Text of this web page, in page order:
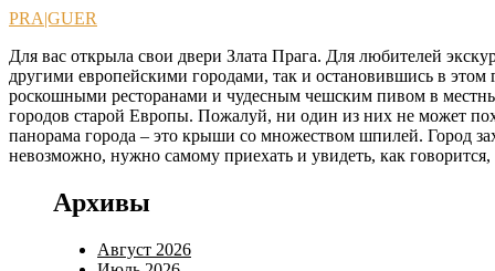
Перейти
содержимому
PRA|GUER
Для вас открыла свои двери Злата Прага. Для любителей
другими европейскими городами, так и остановившись в этом
роскошными ресторанами и чудесным чешским пивом в
городов старой Европы. Пожалуй, ни один из них не может
панорама города – это крыши со множеством шпилей. Город
невозможно, нужно самому приехать и увидеть, как
Архивы
Август 2026